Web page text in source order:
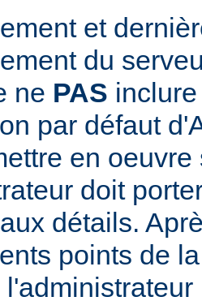
et
du
ne PAS
par défaut
en oeuvre
doit
détails.
points de